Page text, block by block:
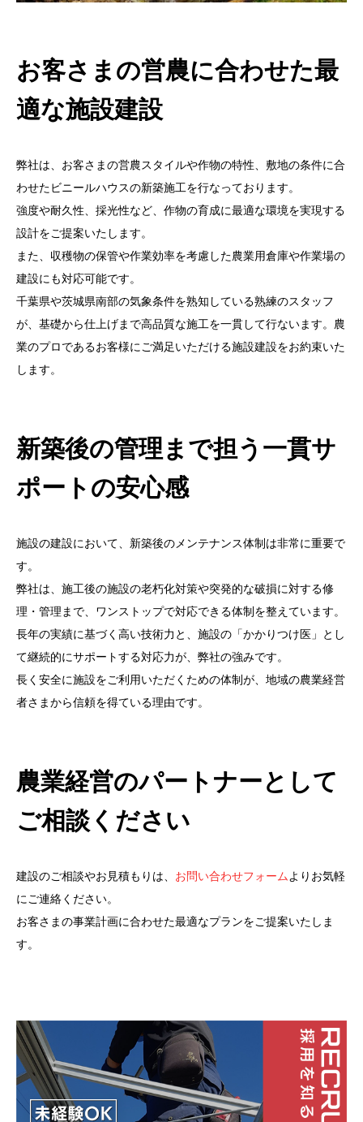
お客さまの営農に合わせた最
適な施設建設
弊社は、お客さまの営農スタイルや作物の特性、敷地の条件に合
わせたビニールハウスの新築施工を行なっております。
強度や耐久性、採光性など、作物の育成に最適な環境を実現する
設計をご提案いたします。
また、収穫物の保管や作業効率を考慮した農業用倉庫や作業場の
建設にも対応可能です。
千葉県や茨城県南部の気象条件を熟知している熟練のスタッフ
が、基礎から仕上げまで高品質な施工を一貫して行ないます。農
業のプロであるお客様にご満足いただける施設建設をお約束いた
します。
新築後の管理まで担う一貫サ
ポートの安心感
施設の建設において、新築後のメンテナンス体制は非常に重要で
す。
弊社は、施工後の施設の老朽化対策や突発的な破損に対する修
理・管理まで、ワンストップで対応できる体制を整えています。
長年の実績に基づく高い技術力と、施設の「かかりつけ医」とし
て継続的にサポートする対応力が、弊社の強みです。
長く安全に施設をご利用いただくための体制が、地域の農業経営
者さまから信頼を得ている理由です。
農業経営のパートナーとして
ご相談ください
建設のご相談やお見積もりは、 お問い合わせフォームよりお気軽
にご連絡ください。
お客さまの事業計画に合わせた最適なプランをご提案いたしま
す。